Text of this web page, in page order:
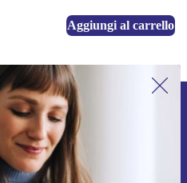
Aggiungi al carrello
prima volta alla nostra
15€ di sconto!
le migliori offerte.